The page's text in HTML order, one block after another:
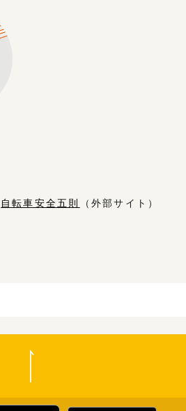
自転車安全五則
（外部サイト）